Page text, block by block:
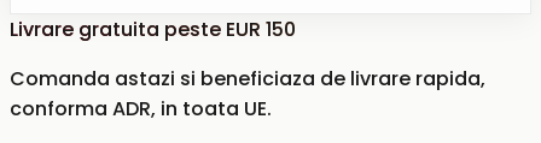
Livrare gratuita peste EUR 150
Comanda astazi si beneficiaza de livrare rapida,
conforma ADR, in toata UE.